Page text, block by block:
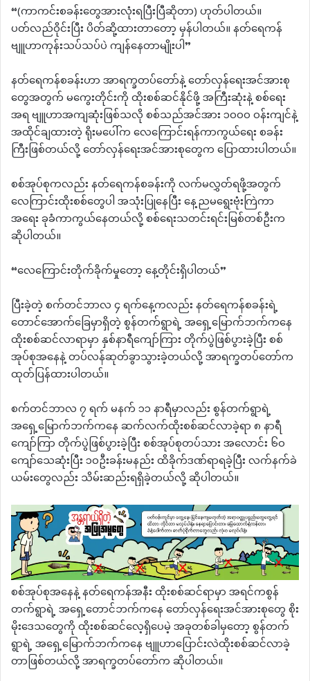
“(ကာကင်းစခန်းတွေအားလုံးရပြီးပြီဆိုတာ) ဟုတ်ပါတယ်။
ပတ်လည်ဝိုင်းပြီး ပိတ်ဆို့ထားတာတော့ မှန်ပါတယ်။ နတ်ရေကန်
ဗျူဟာကုန်းသပ်သပ်ပဲ ကျန်နေတာမျိုးပါ”
နတ်ရေကန်စခန်းဟာ အာရက္ခတပ်တော်နဲ့ တော်လှန်ရေးအင်အားစု
တွေအတွက် မကွေးတိုင်းကို ထိုးစစ်ဆင်နိုင်ဖို့ အကြီးဆုံးနဲ့ စစ်ရေး
အရ ဗျူဟာအကျဆုံးဖြစ်သလို စစ်သည်အင်အား ၁၀၀၀ ဝန်းကျင်နဲ့
အထိုင်ချထားတဲ့ ရိုးမပေါ်က လေကြောင်းရန်ကာကွယ်ရေး စခန်း
ကြီးဖြစ်တယ်လို့ တော်လှန်ရေးအင်အားစုတွေက ပြောထားပါတယ်။
စစ်အုပ်စုကလည်း နတ်ရေကန်စခန်းကို လက်မလွှတ်ရဖို့အတွက်
လေကြာင်းထိုးစစ်တွေပါ အသုံးပြုနေပြီး နေ့ညမရွေးဗုံးကြဲကာ
အရေး ခုခံကာကွယ်နေတယ်လို့ စစ်ရေးသတင်းရင်းမြစ်တစ်ဦးက
ဆိုပါတယ်။
“လေကြောင်းတိုက်ခိုက်မှုတော့ နေ့တိုင်းရှိပါတယ်”
ပြီးခဲ့တဲ့ စက်တင်ဘာလ ၄ ရက်နေ့ကလည်း နတ်ရေကန်စခန်းရဲ့
တောင်အောက်ခြေမှာရှိတဲ့ စွန်တက်ရွာရဲ့ အရှေ့မြောက်ဘက်ကနေ
ထိုးစစ်ဆင်လာရာမှာ နှစ်နာရီကျော်ကြား တိုက်ပွဲဖြစ်ပွားခဲ့ပြီး စစ်
အုပ်စုအနေနဲ့ တပ်လန်ဆုတ်ခွာသွားခဲ့တယ်လို့ အာရက္ခတပ်တော်က
ထုတ်ပြန်ထားပါတယ်။
စက်တင်ဘာလ ၇ ရက် မနက် ၁၁ နာရီမှာလည်း စွန်တက်ရွာရဲ့
အရှေ့မြောက်ဘက်ကနေ ဆက်လက်ထိုးစစ်ဆင်လာခဲ့ရာ ၈ နာရီ
ကျော်ကြာ တိုက်ပွဲဖြစ်ပွားခဲ့ပြီး စစ်အုပ်စုတပ်သား အလောင်း ၆၀
ကျော်သေဆုံးပြီး ၁၀ဦးခန်းမနည်း ထိခိုက်ဒဏ်ရာရခဲ့ပြီး လက်နက်ခဲ
ယမ်းတွေလည်း သိမ်းဆည်းရရှိခဲ့တယ်လို့ ဆိုပါတယ်။
စစ်အုပ်စုအနေနဲ့ နတ်ရေကန်အနီး ထိုးစစ်ဆင်ရာမှာ အရင်ကစွန်
တက်ရွာရဲ့ အရှေ့တောင်ဘက်ကနေ တော်လှန်ရေးအင်အားစုတွေ စိုး
မိုးဒေသတွေကို ထိုးစစ်ဆင်လေ့ရှိပေမဲ့ အခုတစ်ခါမှတော့ စွန်တက်
ရွာရဲ့ အရှေ့မြောက်ဘက်ကနေ ဗျူဟာပြောင်းလဲထိုးစစ်ဆင်လာခဲ့
တာဖြစ်တယ်လို့ အာရက္ခတပ်တော်က ဆိုပါတယ်။